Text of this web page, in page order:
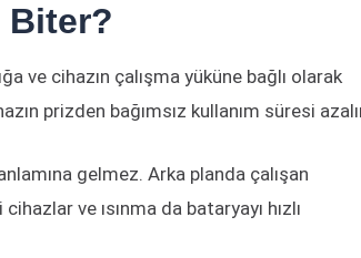
Biter?
ve cihazın çalışma yüküne bağlı olarak
prizden bağımsız kullanım süresi
gelmez. Arka planda çalışan
ve ısınma da bataryayı hızlı